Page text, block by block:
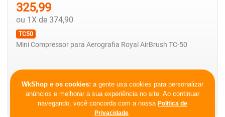
325,99
ou 1X de 374,90
TC50
Mini Compressor para Aerografia Royal AirBrush TC-50
Comprar
Ver mais detalhes
WkShop e os cookies: a gente usa cookies para personalizar
anúncios e melhorar a sua experiência no site. Ao continuar
navegando, você concorda com a nossa Politica de
Privacidade.